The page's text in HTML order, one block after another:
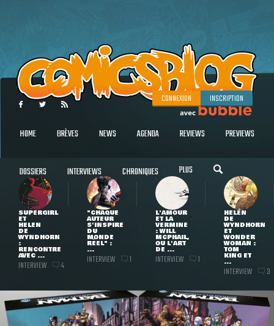
CONNEXION INSCRIPTION
HOME BRÈVES NEWS AGENDA REVIEWS PREVIEWS
DOSSIERS INTERVIEWS CHRONIQUES PLUS
SUPERGIRL
ET
HELEN
DE
WYNDHORN
:
RENCONTRE
AVEC ...
INTERVIEW 4
"CHAQUE
AUTEUR
S'INSPIRE
DU
MONDE
RÉEL" :
...
INTERVIEW 1
L'AMOUR
ET LA
VERMINE
: WILL
MCPHAIL,
OU L'ART
DE ...
INTERVIEW 1
HELEN
DE
WYNDHORN
ET
WONDER
WOMAN :
TOM
KING ET
...
INTERVIEW 3